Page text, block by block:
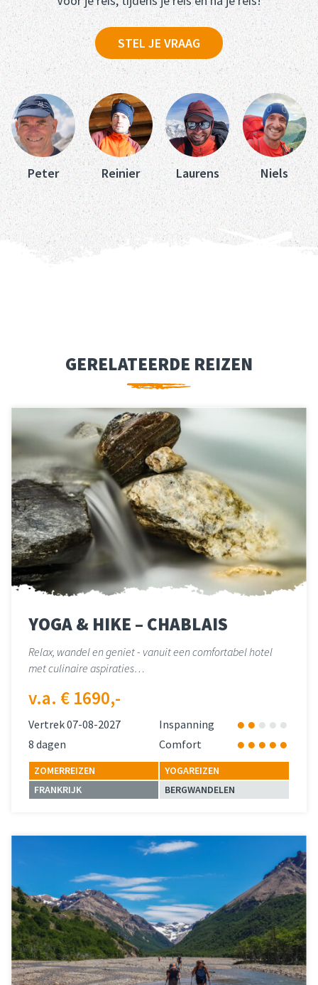
STEL JE VRAAG
Peter Reinier Laurens Niels
GERELATEERDE REIZEN
YOGA & HIKE – CHABLAIS
Relax, wandel en geniet - vanuit een comfortabel hotel
met culinaire aspiraties…
v.a. € 1690,-
Vertrek 07-08-2027
Inspanning
8 dagen
Comfort
ZOMERREIZEN
YOGAREIZEN
FRANKRIJK
BERGWANDELEN